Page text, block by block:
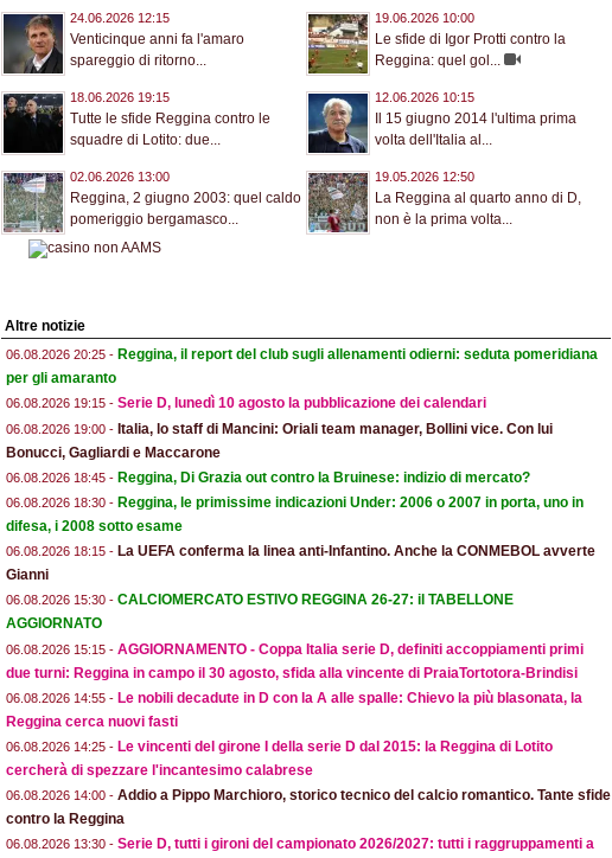
24.06.2026 12:15
Venticinque anni fa l'amaro
spareggio di ritorno...
19.06.2026 10:00
Le sfide di Igor Protti contro la
Reggina: quel gol...
18.06.2026 19:15
Tutte le sfide Reggina contro le
squadre di Lotito: due...
12.06.2026 10:15
Il 15 giugno 2014 l'ultima prima
volta dell'Italia al...
02.06.2026 13:00
Reggina, 2 giugno 2003: quel caldo
pomeriggio bergamasco...
19.05.2026 12:50
La Reggina al quarto anno di D,
non è la prima volta...
Altre notizie
06.08.2026 20:25 - Reggina, il report del club sugli allenamenti odierni: seduta pomeridiana
per gli amaranto
06.08.2026 19:15 - Serie D, lunedì 10 agosto la pubblicazione dei calendari
06.08.2026 19:00 - Italia, lo staff di Mancini: Oriali team manager, Bollini vice. Con lui
Bonucci, Gagliardi e Maccarone
06.08.2026 18:45 - Reggina, Di Grazia out contro la Bruinese: indizio di mercato?
06.08.2026 18:30 - Reggina, le primissime indicazioni Under: 2006 o 2007 in porta, uno in
difesa, i 2008 sotto esame
06.08.2026 18:15 - La UEFA conferma la linea anti-Infantino. Anche la CONMEBOL avverte
Gianni
06.08.2026 15:30 - CALCIOMERCATO ESTIVO REGGINA 26-27: il TABELLONE
AGGIORNATO
06.08.2026 15:15 - AGGIORNAMENTO - Coppa Italia serie D, definiti accoppiamenti primi
due turni: Reggina in campo il 30 agosto, sfida alla vincente di PraiaTortotora-Brindisi
06.08.2026 14:55 - Le nobili decadute in D con la A alle spalle: Chievo la più blasonata, la
Reggina cerca nuovi fasti
06.08.2026 14:25 - Le vincenti del girone I della serie D dal 2015: la Reggina di Lotito
cercherà di spezzare l'incantesimo calabrese
06.08.2026 14:00 - Addio a Pippo Marchioro, storico tecnico del calcio romantico. Tante sfide
contro la Reggina
06.08.2026 13:30 - Serie D, tutti i gironi del campionato 2026/2027: tutti i raggruppamenti a